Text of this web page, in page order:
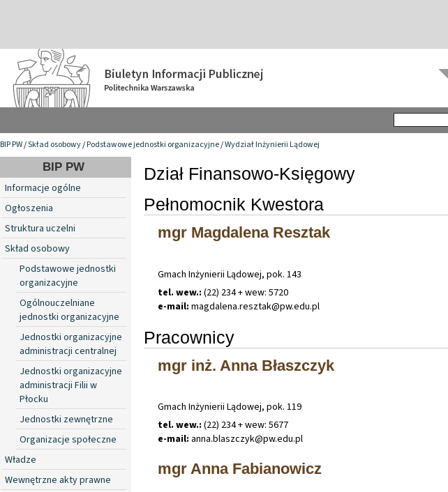
BIP PW/Skład osobowy/Podstawowe jednostki organizacyjne/Wydział Inżynierii Lądowej
BIP PW
Informacje ogólne
Ogłoszenia
Struktura uczelni
Skład osobowy
Podstawowe jednostki
organizacyjne
Ogólnouczelniane
jednostki organizacyjne
Jednostki organizacyjne
administracji centralnej
Jednostki organizacyjne
administracji Filii w
Płocku
Jednostki zewnętrzne
Organizacje społeczne
Władze
Wewnętrzne akty prawne
Dział Finansowo-Księgowy
Pełnomocnik Kwestora
mgr Magdalena Resztak
Gmach Inżynierii Lądowej, pok. 143
tel. wew.: (22) 234 + wew: 5720
e-mail: magdalena.resztak@pw.edu.pl
Pracownicy
mgr inż. Anna Błaszczyk
Gmach Inżynierii Lądowej, pok. 119
tel. wew.: (22) 234 + wew: 5677
e-mail: anna.blaszczyk@pw.edu.pl
mgr Anna Fabianowicz